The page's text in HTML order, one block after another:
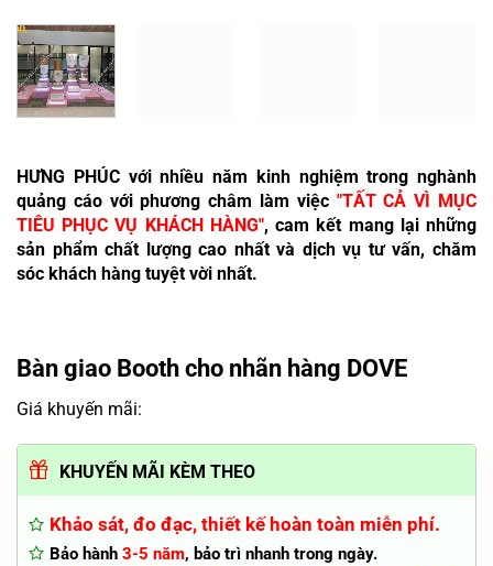
HƯNG PHÚC với nhiều năm kinh nghiệm trong nghành
quảng cáo với phương châm làm việc "TẤT CẢ VÌ MỤC
TIÊU PHỤC VỤ KHÁCH HÀNG", cam kết mang lại những
sản phẩm chất lượng cao nhất và dịch vụ tư vấn, chăm
sóc khách hàng tuyệt vời nhất.
Bàn giao Booth cho nhãn hàng DOVE
Giá khuyến mãi:
KHUYẾN MÃI KÈM THEO
Khảo sát, đo đạc, thiết kế hoàn toàn miễn phí.
Bảo hành 3-5 năm, bảo trì nhanh trong ngày.